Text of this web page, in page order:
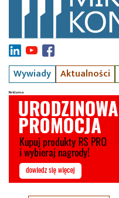
Wywiady Aktualności